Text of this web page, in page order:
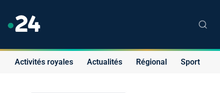
Activités royales Actualités Régional Sport